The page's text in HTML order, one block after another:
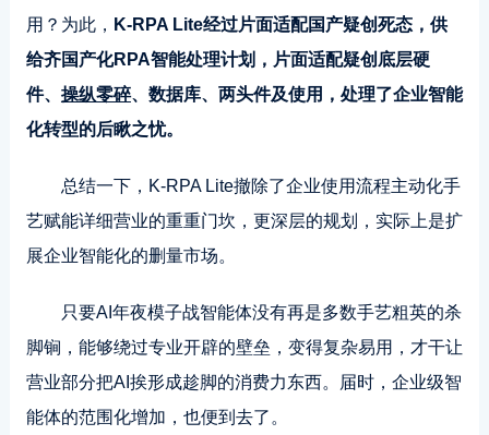
用？为此， K-RPA Lite经过片面适配国产疑创死态，供
给齐国产化RPA智能处理计划，片面适配疑创底层硬
件、 操纵零碎、数据库、两头件及使用，处理了企业智能
化转型的后瞅之忧。
总结一下，K-RPA Lite撤除了企业使用流程主动化手
艺赋能详细营业的重重门坎，更深层的规划，实际上是扩
展企业智能化的删量市场。
只要AI年夜模子战智能体没有再是多数手艺粗英的杀
脚锏，能够绕过专业开辟的壁垒，变得复杂易用，才干让
营业部分把AI挨形成趁脚的消费力东西。届时，企业级智
能体的范围化增加，也便到去了。